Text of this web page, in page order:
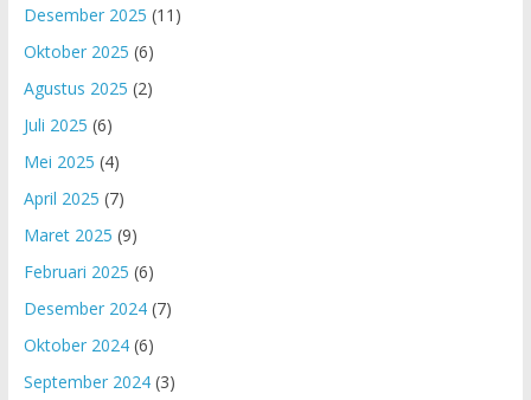
Desember 2025 (11)
Oktober 2025 (6)
Agustus 2025 (2)
Juli 2025 (6)
Mei 2025 (4)
April 2025 (7)
Maret 2025 (9)
Februari 2025 (6)
Desember 2024(7)
Oktober 2024(6)
September 2024(3)